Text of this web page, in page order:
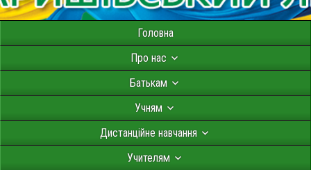
Головна
Про нас
Батькам
Учням
Дистанційне навчання
Учителям